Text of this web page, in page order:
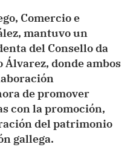
Comercio e
mantuvo un
del Consello da
Álvarez, donde ambos
de promover
con la promoción,
del patrimonio
gallega.